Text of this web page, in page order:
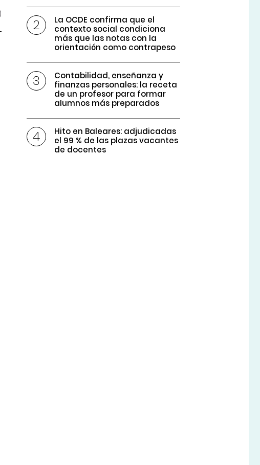
La OCDE confirma que el
contexto social condiciona
más que las notas con la
orientación como contrapeso
Contabilidad, enseñanza y
finanzas personales: la receta
de un profesor para formar
alumnos más preparados
Hito en Baleares: adjudicadas
el 99 % de las plazas vacantes
de docentes